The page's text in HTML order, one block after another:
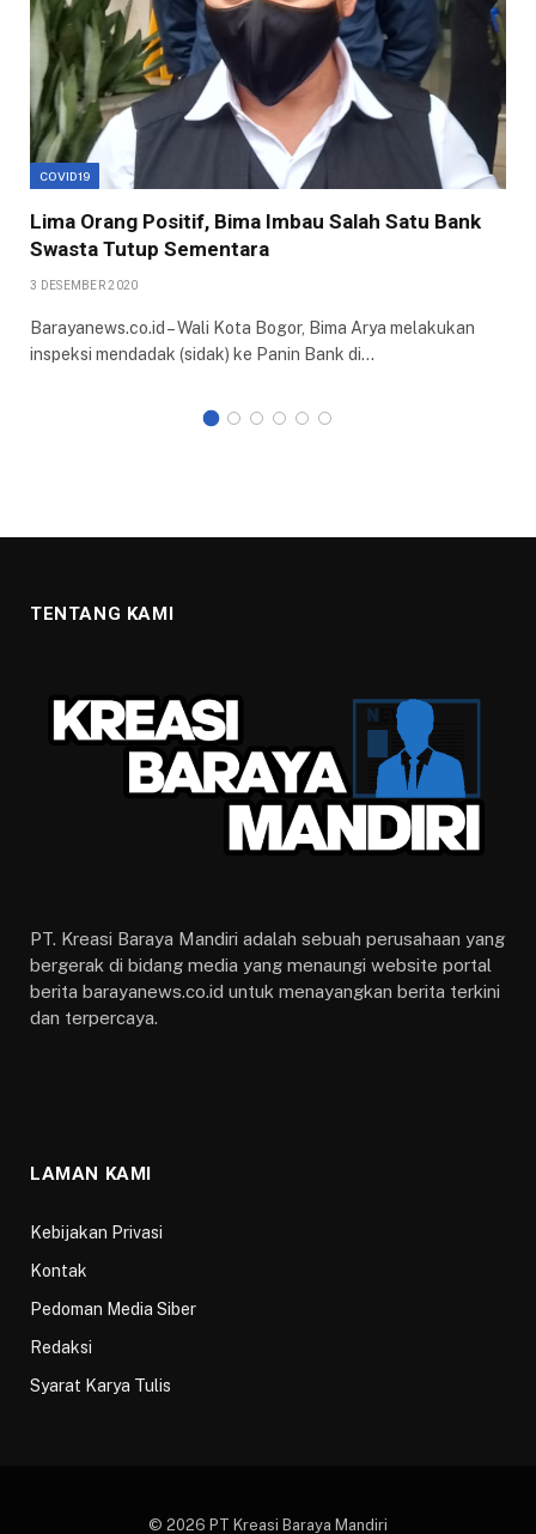
COVID19
Lima Orang Positif, Bima Imbau Salah Satu Bank
Swasta Tutup Sementara
3 DESEMBER 2020
Barayanews.co.id – Wali Kota Bogor, Bima Arya melakukan
inspeksi mendadak (sidak) ke Panin Bank di…
TENTANG KAMI
PT. Kreasi Baraya Mandiri adalah sebuah perusahaan yang
bergerak di bidang media yang menaungi website portal
berita barayanews.co.id untuk menayangkan berita terkini
dan terpercaya.
LAMAN KAMI
Kebijakan Privasi
Kontak
Pedoman Media Siber
Redaksi
Syarat Karya Tulis
© 2026 PT Kreasi Baraya Mandiri